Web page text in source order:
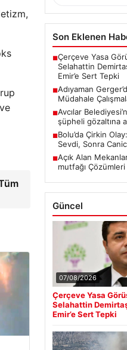
Son Eklenen
■Çerçeve Yasa
Selahattin
Emir’e Sert Tepki
■Adıyaman
Müdahale
■Avcılar
şüpheli gözaltına
■Bolu’da Çirkin
Sevdi, Sonra
■Açık Alan
mutfağı Çözümleri
Güncel
07/08/2026
Çerçeve Yasa
Selahattin
Emir’e Sert Tepki